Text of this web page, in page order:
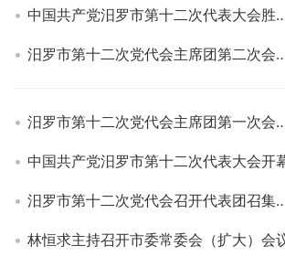
中国共产党汨罗市第十
汨罗市第十二次党代会
汨罗市第十二次党代会
中国共产党汨罗市第十二次代表大会开
汨罗市第十二次党代会
林恒求主持召开市委常委会（扩大）会